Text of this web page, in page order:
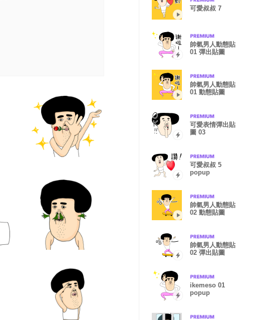
可愛叔叔 7
帥氣男人動態貼
01 彈出貼圖
帥氣男人動態貼
01 動態貼圖
可愛表情彈出貼
圖 03
可愛叔叔 5
popup
帥氣男人動態貼
02 動態貼圖
帥氣男人動態貼
02 彈出貼圖
ikemeso 01
popup